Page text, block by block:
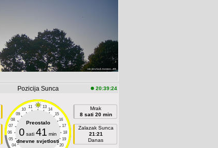
Pozicija Sunca 20:39:24
11 13
10
14
09
15
08
16
07
17
06
18
05
19
04
20
Preostalo
0 sati 41 min
dnevne svjetlosti
Mrak
8 sati 20 min
Zalazak Sunca
21:21
Danas